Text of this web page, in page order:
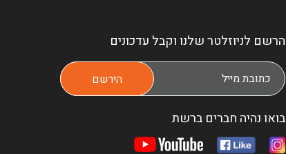
הרשם לניוזלטר שלנו וקבל עדכונים
בואו נהיה חברים ברשת